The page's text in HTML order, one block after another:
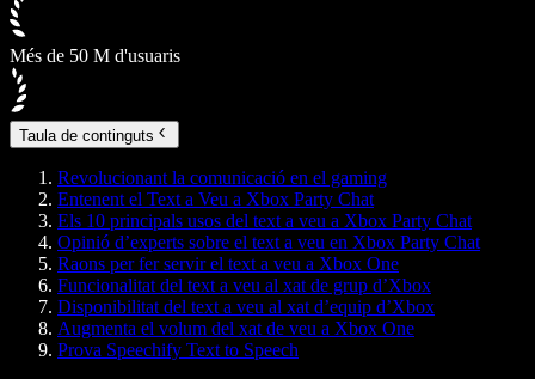
Més de 50 M d'usuaris
Taula de continguts
Revolucionant la comunicació en el gaming
Entenent el Text a Veu a Xbox Party Chat
Els 10 principals usos del text a veu a Xbox Party Chat
Opinió d’experts sobre el text a veu en Xbox Party Chat
Raons per fer servir el text a veu a Xbox One
Funcionalitat del text a veu al xat de grup d’Xbox
Disponibilitat del text a veu al xat d’equip d’Xbox
Augmenta el volum del xat de veu a Xbox One
Prova Speechify Text to Speech